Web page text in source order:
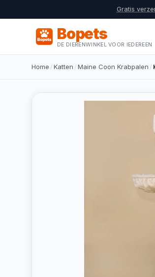
Gratis
Bopets
DE DIERENWINKEL VOOR IEDEREEN
Home /Katten /Maine Coon Krabpalen /